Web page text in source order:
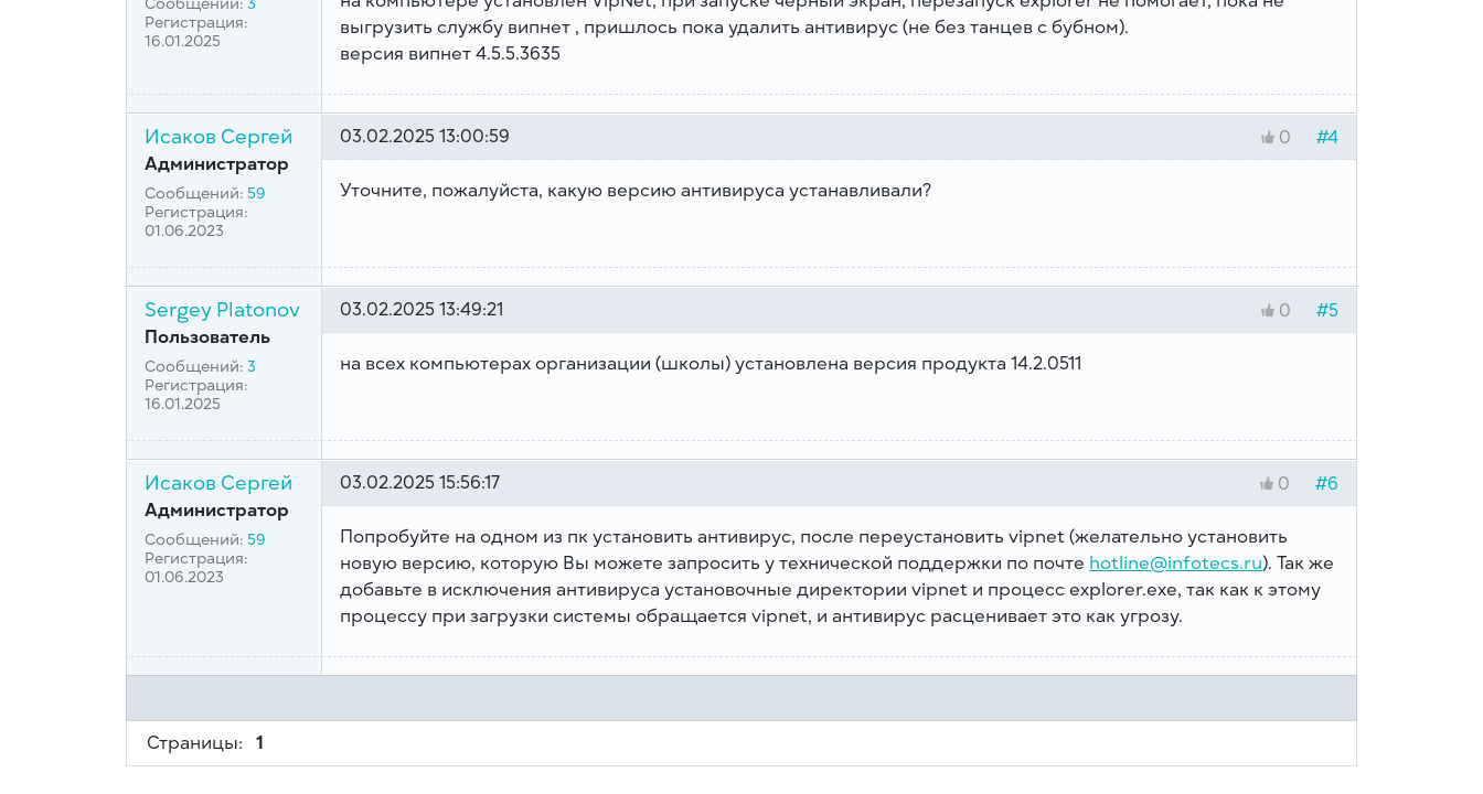
Регистрация:
16.01.2025
выгрузить службу випнет , пришлось пока удалить антивирус (не без танцев с бубном).
версия випнет 4.5.5.3635
Исаков Сергей
Администратор
Сообщений: 59
Регистрация:
01.06.2023
#4
0
03.02.2025 13:00:59
Уточните, пожалуйста, какую версию антивируса устанавливали?
Sergey Platonov
Пользователь
Сообщений: 3
Регистрация:
16.01.2025
#5
0
03.02.2025 13:49:21
на всех компьютерах организации (школы) установлена версия продукта 14.2.0511
Исаков Сергей
Администратор
Сообщений: 59
Регистрация:
01.06.2023
#6
0
03.02.2025 15:56:17
Попробуйте на одном из пк установить антивирус, после переустановить vipnet (желательно установить
новую версию, которую Вы можете запросить у технической поддержки по почте hotline@infotecs.ru). Так же
добавьте в исключения антивируса установочные директории vipnet и процесс explorer.exe, так как к этому
процессу при загрузки системы обращается vipnet, и антивирус расценивает это как угрозу.
Страницы: 1